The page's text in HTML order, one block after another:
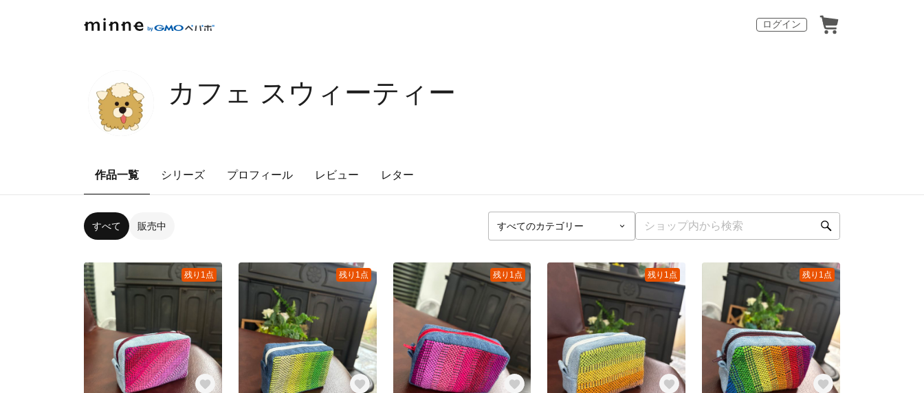
ログイン
カフェ スウィーティー
作品一覧 シリーズ プロフィール レビュー レター
すべて 販売中
残り1点 残り1点 残り1点 残り1点 残り1点